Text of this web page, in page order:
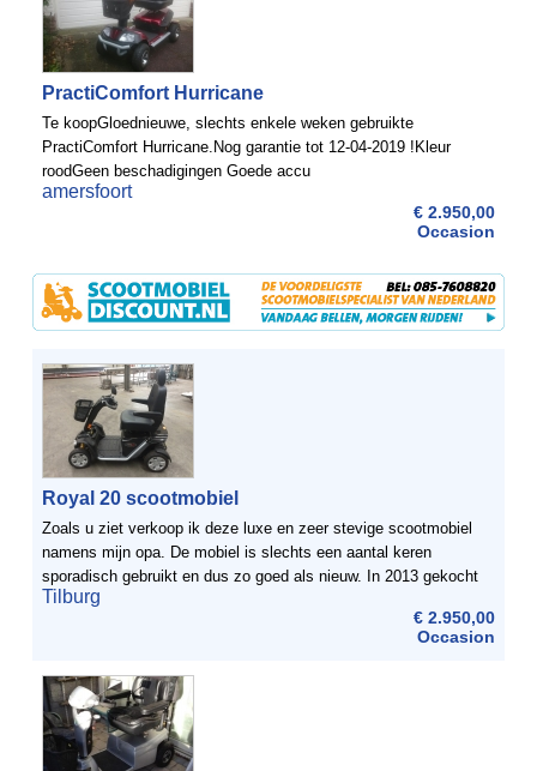
PractiComfort Hurricane
Te koopGloednieuwe, slechts enkele weken gebruikte
PractiComfort Hurricane.Nog garantie tot 12-04-2019 !Kleur
roodGeen beschadigingen Goede accu
amersfoort
€ 2.950,00
Occasion
Royal 20 scootmobiel
Zoals u ziet verkoop ik deze luxe en zeer stevige scootmobiel
namens mijn opa. De mobiel is slechts een aantal keren
sporadisch gebruikt en dus zo goed als nieuw. In 2013 gekocht
bij de Molenaar voor circa €5000-, alle papieren ...
Tilburg
€ 2.950,00
Occasion